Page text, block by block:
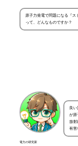
原子力発電で問題になる『ス
って、どんなものですか？
電力の研究家
良
が原
放射
有害